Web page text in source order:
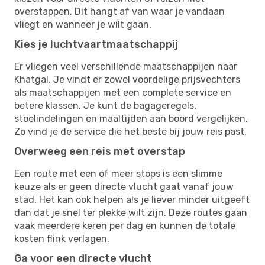
overstappen. Dit hangt af van waar je vandaan
vliegt en wanneer je wilt gaan.
Kies je luchtvaartmaatschappij
Er vliegen veel verschillende maatschappijen naar
Khatgal. Je vindt er zowel voordelige prijsvechters
als maatschappijen met een complete service en
betere klassen. Je kunt de bagageregels,
stoelindelingen en maaltijden aan boord vergelijken.
Zo vind je de service die het beste bij jouw reis past.
Overweeg een reis met overstap
Een route met een of meer stops is een slimme
keuze als er geen directe vlucht gaat vanaf jouw
stad. Het kan ook helpen als je liever minder uitgeeft
dan dat je snel ter plekke wilt zijn. Deze routes gaan
vaak meerdere keren per dag en kunnen de totale
kosten flink verlagen.
Ga voor een directe vlucht